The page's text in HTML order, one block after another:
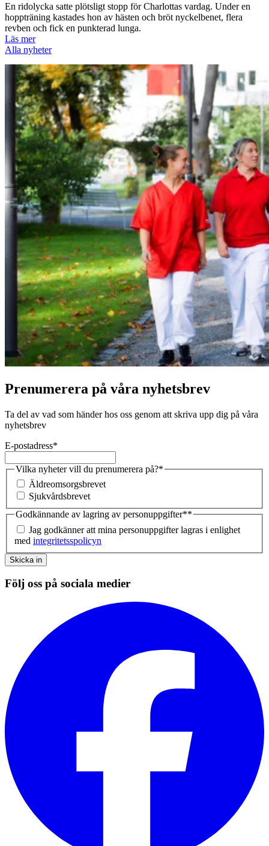
En ridolycka satte plötsligt stopp för Charlottas vardag. Under en
hoppträning kastades hon av hästen och bröt nyckelbenet, flera
revben och fick en punkterad lunga.
Läs mer
Alla nyheter
Prenumerera på våra nyhetsbrev
Ta del av vad som händer hos oss genom att skriva upp dig på våra
nyhetsbrev
E-postadress*
Vilka nyheter vill du prenumerera på?*
Äldreomsorgsbrevet
Sjukvårdsbrevet
Godkännande av lagring av personuppgifter**
Jag godkänner att mina personuppgifter lagras i enlighet
med integritetsspolicyn
Skicka in
Följ oss på sociala medier